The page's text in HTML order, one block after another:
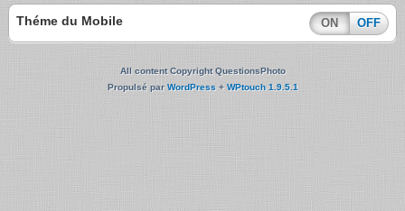
Théme du Mobile ON OFF
All content Copyright QuestionsPhoto
Propulsé parWordPress+WPtouch 1.9.5.1